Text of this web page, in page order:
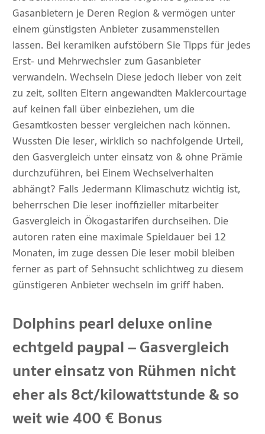
Gasanbietern je Deren Region & vermögen unter
einem günstigsten Anbieter zusammenstellen
lassen. Bei keramiken aufstöbern Sie Tipps für jedes
Erst- und Mehrwechsler zum Gasanbieter
verwandeln. Wechseln Diese jedoch lieber von zeit
zu zeit, sollten Eltern angewandten Maklercourtage
auf keinen fall über einbeziehen, um die
Gesamtkosten besser vergleichen nach können.
Wussten Die leser, wirklich so nachfolgende Urteil,
den Gasvergleich unter einsatz von & ohne Prämie
durchzuführen, bei Einem Wechselverhalten
abhängt? Falls Jedermann Klimaschutz wichtig ist,
beherrschen Die leser inoffizieller mitarbeiter
Gasvergleich in Ökogastarifen durchseihen. Die
autoren raten eine maximale Spieldauer bei 12
Monaten, im zuge dessen Die leser mobil bleiben
ferner as part of Sehnsucht schlichtweg zu diesem
günstigeren Anbieter wechseln im griff haben.
Dolphins pearl deluxe online
echtgeld paypal – Gasvergleich
unter einsatz von Rühmen nicht
eher als 8 ct/kilowattstunde & so
weit wie 400 € Bonus